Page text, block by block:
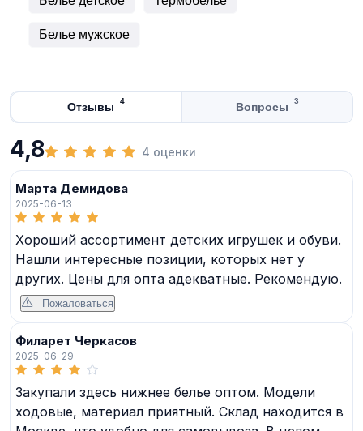
Белье мужское
Отзывы 4 Вопросы 3
4,8 4 оценки
Марта Демидова
2025-06-13
Хороший ассортимент детских игрушек и обуви.
Нашли интересные позиции, которых нет у
других. Цены для опта адекватные. Рекомендую.
Пожаловаться
Филарет Черкасов
2025-06-29
Закупали здесь нижнее белье оптом. Модели
ходовые, материал приятный. Склад находится в